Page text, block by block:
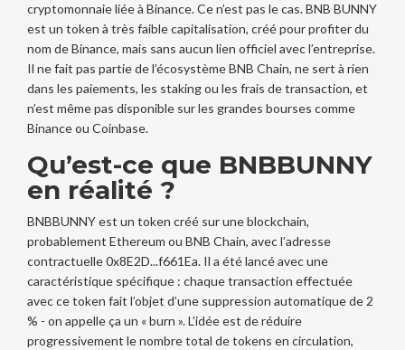
cryptomonnaie liée à Binance. Ce n’est pas le cas. BNB BUNNY
est un token à très faible capitalisation, créé pour profiter du
nom de Binance, mais sans aucun lien officiel avec l’entreprise.
Il ne fait pas partie de l’écosystème BNB Chain, ne sert à rien
dans les paiements, les staking ou les frais de transaction, et
n’est même pas disponible sur les grandes bourses comme
Binance ou Coinbase.
Qu’est-ce que BNBBUNNY
en réalité ?
BNBBUNNY est un token créé sur une blockchain,
probablement Ethereum ou BNB Chain, avec l’adresse
contractuelle 0x8E2D...f661Ea. Il a été lancé avec une
caractéristique spécifique : chaque transaction effectuée
avec ce token fait l’objet d’une suppression automatique de 2
% - on appelle ça un « burn ». L’idée est de réduire
progressivement le nombre total de tokens en circulation,